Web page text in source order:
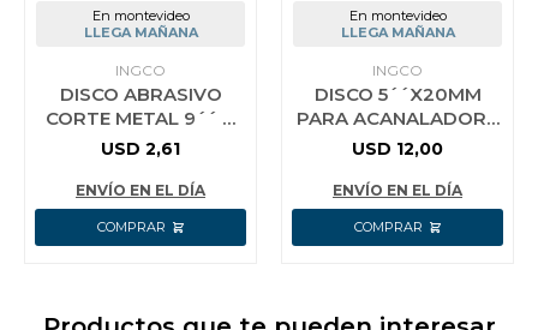
En montevideo
LLEGA MAÑANA
INGCO
DISCO ABRASIVO
CORTE METAL 9´´ X
1.9 MM CENTRO
MCD302303
USD 2,61
ENVÍO EN EL DÍA
En montevideo
LLEGA MAÑANA
INGCO
DISCO 5´´X20MM
PARA ACANALADORA
WLC30001
USD 12,00
ENVÍO EN EL DÍA